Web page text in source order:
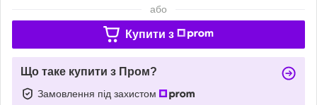
або
Купити з
Що таке купити з Пром?
Замовлення під захистом